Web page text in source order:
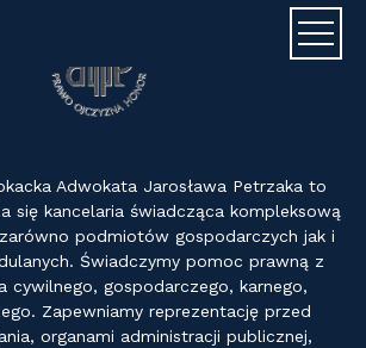
Adwokata Jarosława Petrzaka to
się kancelaria świadcząca kompleksową
podmiotów gospodarczych jak i
Świadczymy pomoc prawną z
cywilnego, gospodarczego, karnego,
Zapewniamy reprezentację przed
organami administracji publicznej,